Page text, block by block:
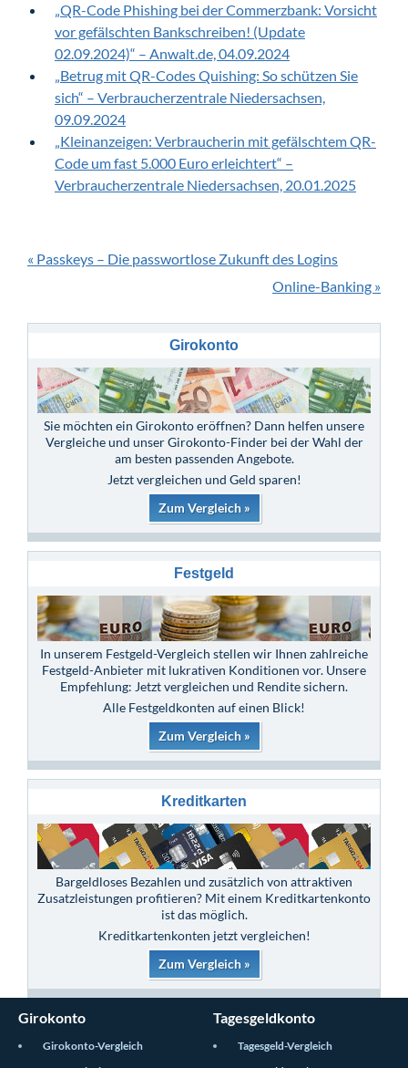
„QR-Code Phishing bei der Commerzbank: Vorsicht
vor gefälschten Bankschreiben! (Update
02.09.2024)“ – Anwalt.de, 04.09.2024
„Betrug mit QR-Codes Quishing: So schützen Sie
sich“ – Verbraucherzentrale Niedersachsen,
09.09.2024
„Kleinanzeigen: Verbraucherin mit gefälschtem QR-
Code um fast 5.000 Euro erleichtert“ –
Verbraucherzentrale Niedersachsen, 20.01.2025
« Passkeys – Die passwortlose Zukunft des Logins
Online-Banking »
Girokonto
Sie möchten ein Girokonto eröffnen? Dann helfen unsere
Vergleiche und unser Girokonto-Finder bei der Wahl der
am besten passenden Angebote.
Jetzt vergleichen und Geld sparen!
Zum Vergleich »
Festgeld
In unserem Festgeld-Vergleich stellen wir Ihnen zahlreiche
Festgeld-Anbieter mit lukrativen Konditionen vor. Unsere
Empfehlung: Jetzt vergleichen und Rendite sichern.
Alle Festgeldkonten auf einen Blick!
Zum Vergleich »
Kreditkarten
Bargeldloses Bezahlen und zusätzlich von attraktiven
Zusatzleistungen profitieren? Mit einem Kreditkartenkonto
ist das möglich.
Kreditkartenkonten jetzt vergleichen!
Zum Vergleich »
Girokonto
Girokonto-Vergleich
Tagesgeldkonto
Tagesgeld-Vergleich